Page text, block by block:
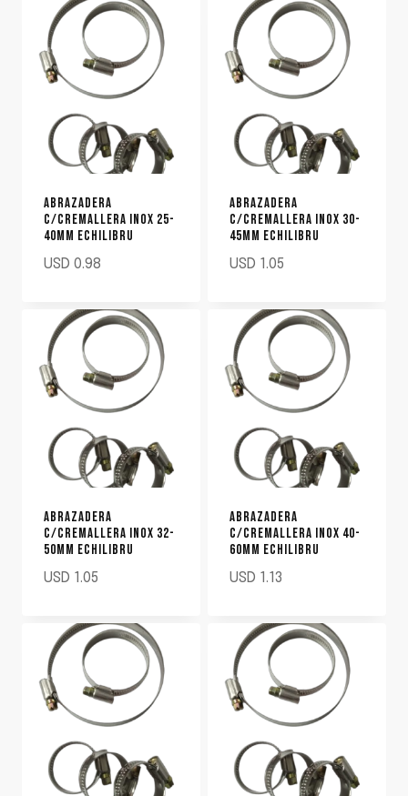
ABRAZADERA
C/CREMALLERA INOX 25-
40MM ECHILIBRU
USD 0.98
ABRAZADERA
C/CREMALLERA INOX 30-
45MM ECHILIBRU
USD 1.05
ABRAZADERA
C/CREMALLERA INOX 32-
50MM ECHILIBRU
USD 1.05
ABRAZADERA
C/CREMALLERA INOX 40-
60MM ECHILIBRU
USD 1.13